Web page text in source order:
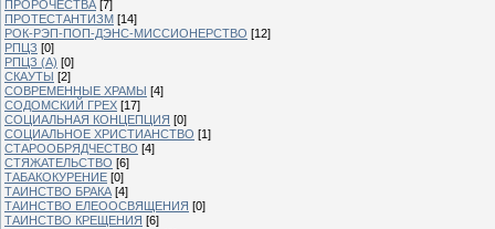
ПРОРОЧЕСТВА [7]
ПРОТЕСТАНТИЗМ [14]
РОК-РЭП-ПОП-ДЭНС-МИССИОНЕРСТВО [12]
РПЦЗ [0]
РПЦЗ (А) [0]
СКАУТЫ [2]
СОВРЕМЕННЫЕ ХРАМЫ [4]
СОДОМСКИЙ ГРЕХ [17]
СОЦИАЛЬНАЯ КОНЦЕПЦИЯ [0]
СОЦИАЛЬНОЕ ХРИСТИАНСТВО [1]
СТАРООБРЯДЧЕСТВО [4]
СТЯЖАТЕЛЬСТВО [6]
ТАБАКОКУРЕНИЕ [0]
ТАИНСТВО БРАКА [4]
ТАИНСТВО ЕЛЕООСВЯЩЕНИЯ [0]
ТАИНСТВО КРЕЩЕНИЯ [6]